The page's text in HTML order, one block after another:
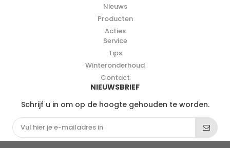
Nieuws
Producten
Acties
Service
Tips
Winteronderhoud
Contact
NIEUWSBRIEF
Schrijf u in om op de hoogte gehouden te worden.